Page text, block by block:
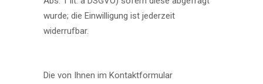
wurde; die Einwilligung ist jederzeit
widerrufbar.
Die von Ihnen im Kontaktformular